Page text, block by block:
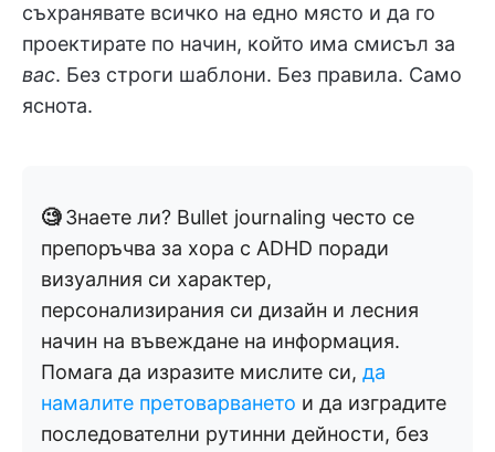
съхранявате всичко на едно място и да го
проектирате по начин, който има смисъл за
вас. Без строги шаблони. Без правила. Само
яснота.
🧐Знаете ли? Bullet journaling често се
препоръчва за хора с ADHD поради
визуалния си характер,
персонализирания си дизайн и лесния
начин на въвеждане на информация.
Помага да изразите мислите си, да
намалите претоварването и да изградите
последователни рутинни дейности, без